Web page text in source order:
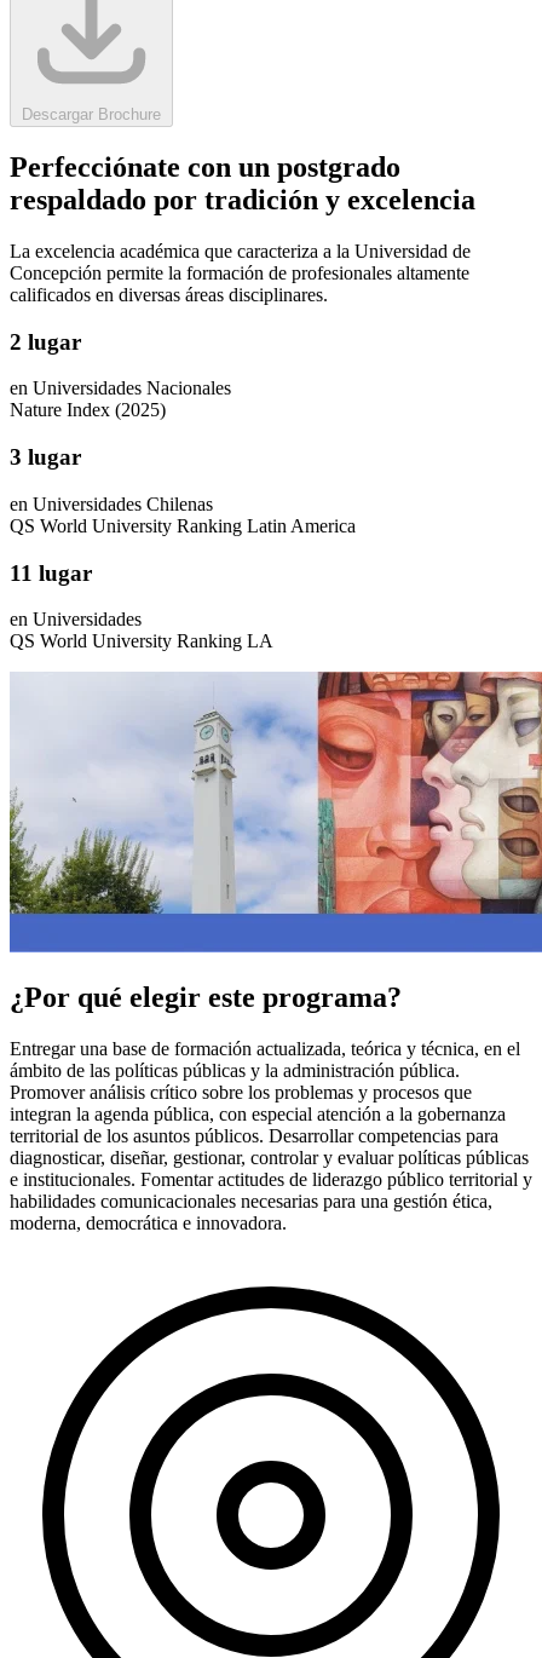
Descargar Brochure
Perfecciónate con un postgrado
respaldado por tradición y excelencia
La excelencia académica que caracteriza a la Universidad de
Concepción permite la formación de profesionales altamente
calificados en diversas áreas disciplinares.
2 lugar
en Universidades Nacionales
Nature Index (2025)
3 lugar
en Universidades Chilenas
QS World University Ranking Latin America
11 lugar
en Universidades
QS World University Ranking LA
¿Por qué elegir este programa?
Entregar una base de formación actualizada, teórica y técnica, en el
ámbito de las políticas públicas y la administración pública.
Promover análisis crítico sobre los problemas y procesos que
integran la agenda pública, con especial atención a la gobernanza
territorial de los asuntos públicos. Desarrollar competencias para
diagnosticar, diseñar, gestionar, controlar y evaluar políticas públicas
e institucionales. Fomentar actitudes de liderazgo público territorial y
habilidades comunicacionales necesarias para una gestión ética,
moderna, democrática e innovadora.